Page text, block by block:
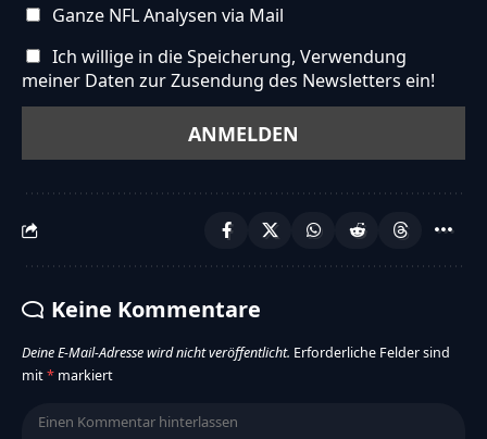
Ganze NFL Analysen via Mail
Ich willige in die Speicherung, Verwendung
meiner Daten zur Zusendung des Newsletters ein!
Keine Kommentare
Deine E-Mail-Adresse wird nicht veröffentlicht. Erforderliche Felder sind
mit* markiert